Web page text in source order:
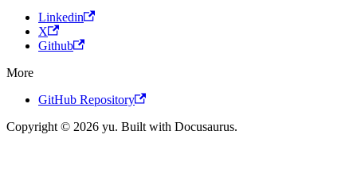
Linkedin
X
Github
More
GitHub Repository
Copyright © 2026 yu. Built with Docusaurus.